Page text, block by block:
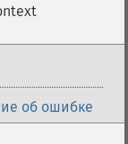
об ошибке